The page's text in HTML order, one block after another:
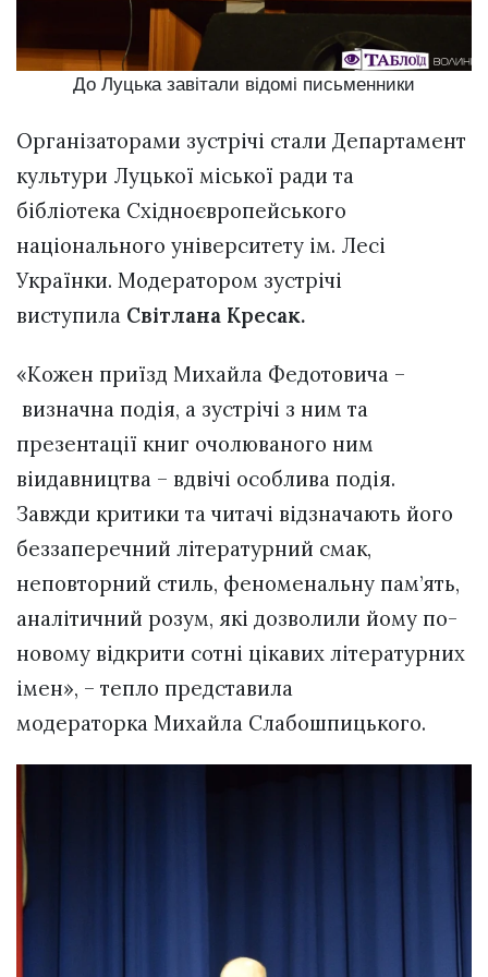
До Луцька завітали відомі письменники
Організаторами зустрічі стали Департамент
культури Луцької міської ради та
бібліотека Східноєвропейського
національного університету ім. Лесі
Українки. Модератором зустрічі
виступила Світлана Кресак.
«Кожен приїзд Михайла Федотовича –
визначна подія, а зустрічі з ним та
презентації книг очолюваного ним
віидавництва – вдвічі особлива подія.
Завжди критики та читачі відзначають його
беззаперечний літературний смак,
неповторний стиль, феноменальну пам’ять,
аналітичний розум, які дозволили йому по-
новому відкрити сотні цікавих літературних
імен», – тепло представила
модераторка Михайла Слабошпицького.